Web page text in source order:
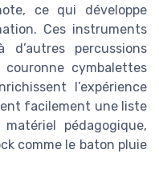
ce qui développe
Ces instruments
d’autres percussions
cymbalettes
l’expérience
facilement une liste
pédagogique,
comme le baton pluie